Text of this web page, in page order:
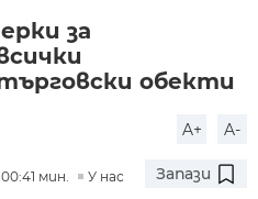
за
обекти
A+ A-
мин. У нас Запази